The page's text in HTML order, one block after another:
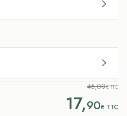
45,00€ TTC
17,90€ TTC